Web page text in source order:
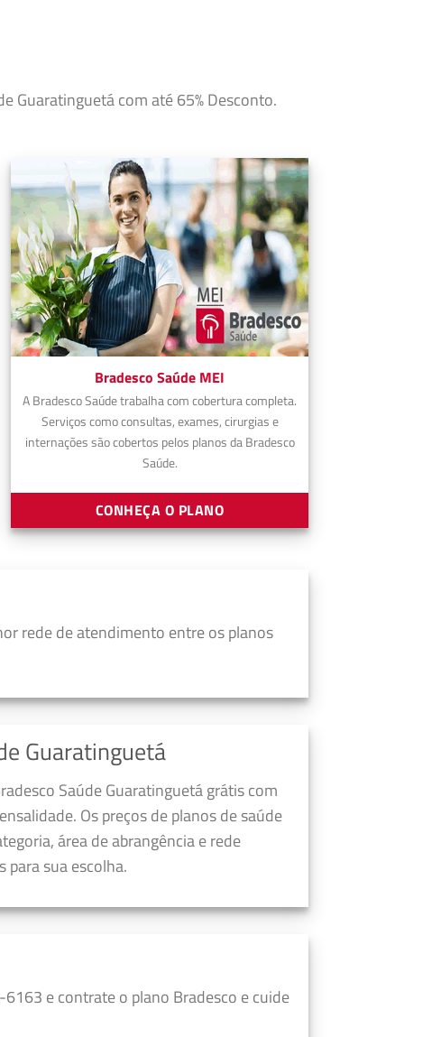
Guaratinguetá com até 65% Desconto.
Bradesco Saúde MEI
A Bradesco Saúde trabalha com cobertura completa.
Serviços como consultas, exames, cirurgias e
internações são cobertos pelos planos da Bradesco
Saúde.
CONHEÇA O PLANO
rede de atendimento entre os planos
Guaratinguetá
Saúde Guaratinguetá grátis com
Os preços de planos de saúde
área de abrangência e rede
para sua escolha.
e contrate o plano Bradesco e cuide